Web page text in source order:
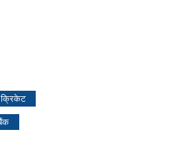
क्रिकेट